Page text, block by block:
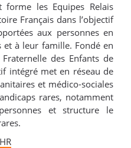
forme les Equipes Relais
Français dans l’objectif
aux personnes en
à leur famille. Fondé en
des Enfants de
intégré met en réseau de
et médico-sociales
rares, notamment
et structure le